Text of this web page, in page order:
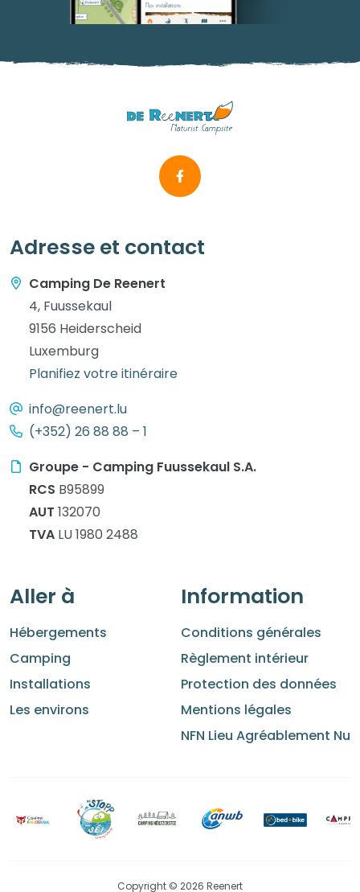
Adresse et contact
Camping De Reenert
4, Fuussekaul
9156 Heiderscheid
Luxemburg
Planifiez votre itinéraire
info@reenert.lu
(+352) 26 88 88 – 1
Groupe - Camping Fuussekaul S.A.
RCS B95899
AUT 132070
TVA LU 1980 2488
Aller à
Hébergements
Camping
Installations
Les environs
Information
Conditions générales
Règlement intérieur
Protection des données
Mentions légales
NFN Lieu Agréablement Nu
Copyright © 2026 Reenert